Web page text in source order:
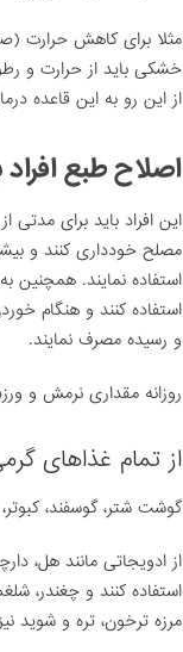
مثلا برای کاهش حرارت
خشکی باید از حرارت و
از این رو به این قاعده
اصلاح طبع افراد
این افراد باید برای
مصلح خودداری کنند و
استفاده نمایند.
استفاده کنند و هنگام
و رسیده مصرف نمایند.
روزانه مقداری نرمش و
از تمام غذاهای
گوشت شتر، گوسفند،
از ادویجاتی مانند هل،
استفاده کنند و چغندر،
مرزه ترخون، تره و شوید